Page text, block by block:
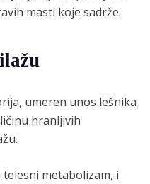
masti koje sadrže.
umeren unos lešnika
hranljivih
metabolizam, i